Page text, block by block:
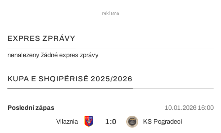
EXPRES ZPRÁVY
nenalezeny žádné expres zprávy
KUPA E SHQIPËRISË 2025/2026
Poslední zápas
10.01.2026 16:00
Vllaznia
1:0 KS Pogradeci